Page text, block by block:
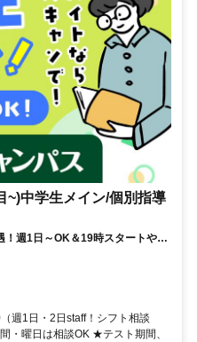
~)中学生メイン/個別指導
週1日～OK＆19時スタートや
レベルの数学・英語ができれば
週1日・2日staff！シフト相談
曜日は相談OK ★テスト期間、